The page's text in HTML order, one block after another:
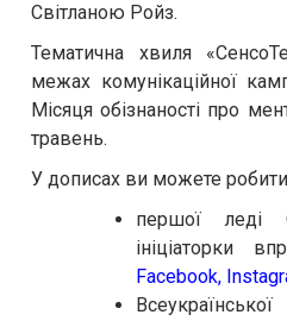
Світланою Ройз.
Тематична хвиля
межах комунікаційної
Місяця обізнаності про
травень.
У дописах ви можете робити
першої леді
ініціаторки
Facebook,